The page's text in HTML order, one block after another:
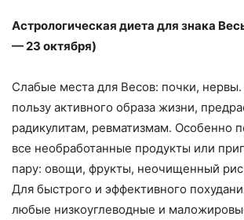
Астрологическая диета для знака
— 23 октября)
Слабые места для Весов: почки,
пользу активного образа жизни,
радикулитам, ревматизмам. Особенно
все необработанные продукты или
пару: овощи, фрукты, неочищенный
Для быстрого и эффективного
любые низкоуглеводные и